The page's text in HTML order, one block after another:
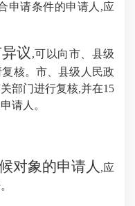
申请条件的申请人,应
议 ,可以向市、县级
核。市、县级人民政
部门进行复核,并在15
请人。
对象的申请人 ,应